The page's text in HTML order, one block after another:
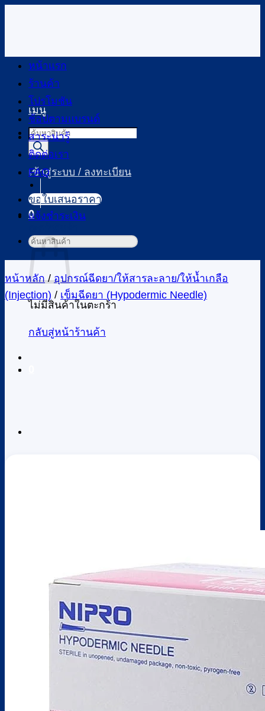
เนื้อหา
เมนู
Products
search
เข้าสู่ระบบ / ลงทะเบียน
0
ไม่มีสินค้าในตะกร้า
กลับสู่หน้าร้านค้า
หน้าแรก
ร้านค้า
โปรโมชัน
ช้อปตามแบรนด์
สาระน่ารู้
ติดต่อเรา
FAQ
ขอใบเสนอราคา
แจ้งชำระเงิน
ค้นหา:
หน้าหลัก / อุปกรณ์ฉีดยา/ให้สารละลาย/ให้น้ำเกลือ
(Injection) / เข็มฉีดยา (Hypodermic Needle)